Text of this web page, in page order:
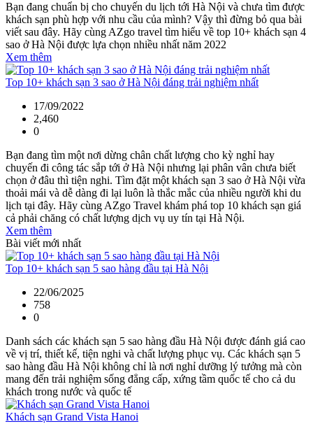
Bạn đang chuẩn bị cho chuyến du lịch tới Hà Nội và chưa tìm được
khách sạn phù hợp với nhu cầu của mình? Vậy thì đừng bỏ qua bài
viết sau đây. Hãy cùng AZgo travel tìm hiểu về top 10+ khách sạn 4
sao ở Hà Nội được lựa chọn nhiều nhất năm 2022
Xem thêm
Top 10+ khách sạn 3 sao ở Hà Nội đáng trải nghiệm nhất
17/09/2022
2,460
0
Bạn đang tìm một nơi dừng chân chất lượng cho kỳ nghỉ hay
chuyến đi công tác sắp tới ở Hà Nội nhưng lại phân vân chưa biết
chọn ở đâu thì tiện nghi. Tìm đặt một khách sạn 3 sao ở Hà Nội vừa
thoải mái và dễ dàng đi lại luôn là thắc mắc của nhiều người khi du
lịch tại đây. Hãy cùng AZgo Travel khám phá top 10 khách sạn giá
cả phải chăng có chất lượng dịch vụ uy tín tại Hà Nội.
Xem thêm
Bài viết mới nhất
Top 10+ khách sạn 5 sao hàng đầu tại Hà Nội
22/06/2025
758
0
Danh sách các khách sạn 5 sao hàng đầu Hà Nội được đánh giá cao
về vị trí, thiết kế, tiện nghi và chất lượng phục vụ. Các khách sạn 5
sao hàng đầu Hà Nội không chỉ là nơi nghỉ dưỡng lý tưởng mà còn
mang đến trải nghiệm sống đẳng cấp, xứng tầm quốc tế cho cả du
khách trong nước và quốc tế
Khách sạn Grand Vista Hanoi